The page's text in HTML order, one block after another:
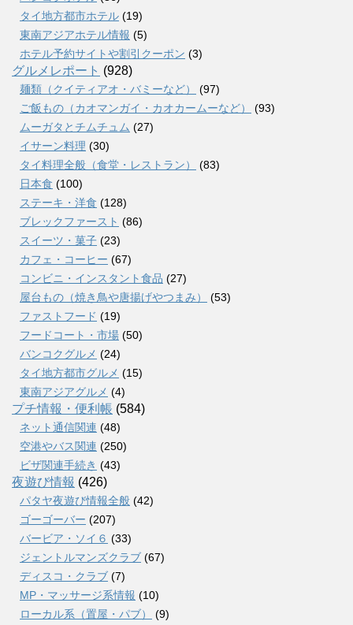
タイ地方都市ホテル (19)
東南アジアホテル情報 (5)
ホテル予約サイトや割引クーポン (3)
グルメレポート (928)
麺類（クイティアオ・バミーなど）
(97)
ご飯もの（カオマンガイ・カオカームーなど）
(93)
ムーガタとチムチュム (27)
イサーン料理 (30)
タイ料理全般（食堂・レストラン）
(83)
日本食 (100)
ステーキ・洋食 (128)
ブレックファースト (86)
スイーツ・菓子 (23)
カフェ・コーヒー (67)
コンビニ・インスタント食品 (27)
屋台もの（焼き鳥や唐揚げやつまみ）
(53)
ファストフード (19)
フードコート・市場 (50)
バンコクグルメ (24)
タイ地方都市グルメ (15)
東南アジアグルメ (4)
プチ情報・便利帳 (584)
ネット通信関連 (48)
空港やバス関連 (250)
ビザ関連手続き (43)
夜遊び情報 (426)
パタヤ夜遊び情報全般 (42)
ゴーゴーバー (207)
バービア・ソイ６ (33)
ジェントルマンズクラブ (67)
ディスコ・クラブ (7)
MP・マッサージ系情報 (10)
ローカル系（置屋・パブ）
(9)